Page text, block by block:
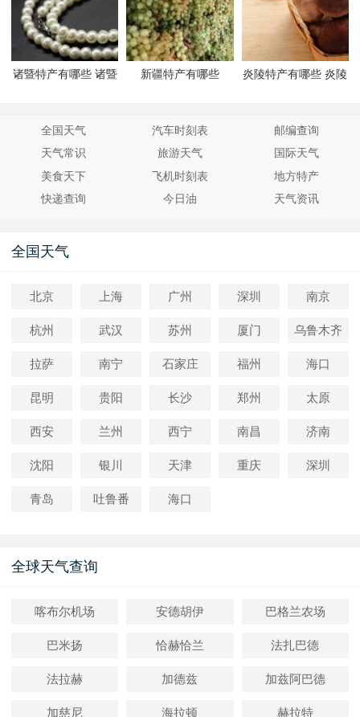
诸暨特产有哪些 诸暨
新疆特产有哪些
炎陵特产有哪些 炎陵
全国天气 汽车时刻表
邮编查询
天气常识
旅游天气
国际天气
美食天下
飞机时刻表
地方特产
快递查询
今日油 天气资讯
全国天气
北京 上海 广州 深圳 南京
杭州 武汉 苏州 厦门 乌鲁木齐
拉萨 南宁 石家庄 福州 海口
昆明 贵阳 长沙 郑州 太原
西安 兰州 西宁 南昌 济南
沈阳 银川 天津 重庆 深圳
青岛 吐鲁番 海口
全球天气查询
喀布尔机场 安德胡伊 巴格兰农场
巴米扬 恰赫恰兰 法扎巴德
法拉赫 加德兹 加兹阿巴德
加慈尼 海拉顿 赫拉特